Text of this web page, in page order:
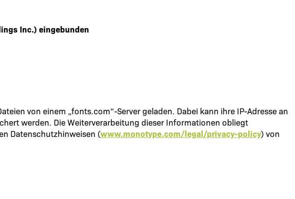
Inc.) eingebunden
von einem „fonts.com“-Server geladen. Dabei kann ihre IP-Adresse an
werden. Die Weiterverarbeitung dieser Informationen obliegt
Datenschutzhinweisen (www.monotype.com/legal/privacy-policy) von